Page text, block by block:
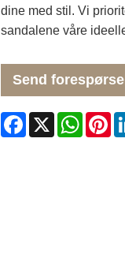
dine med stil. Vi
sandalene våre
Send forespørsel
Facebook
X